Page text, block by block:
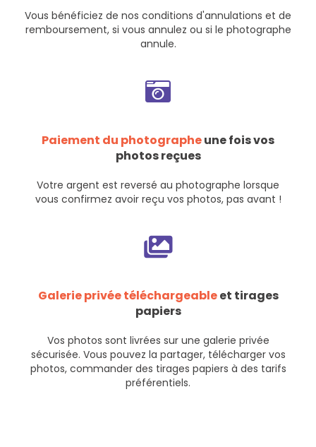
Vous bénéficiez de nos conditions d'annulations et de
remboursement, si vous annulez ou si le photographe
annule.
Paiement du photographeune fois vos
photos reçues
Votre argent est reversé au photographe lorsque
vous confirmez avoir reçu vos photos, pas avant !
Galerie privée téléchargeableet tirages
papiers
Vos photos sont livrées sur une galerie privée
sécurisée. Vous pouvez la partager, télécharger vos
photos, commander des tirages papiers à des tarifs
préférentiels.